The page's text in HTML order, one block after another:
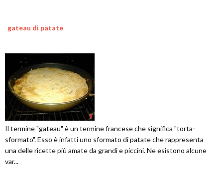
gateau di patate
Il termine "gateau" è un termine francese che significa "torta-
sformato". Esso è infatti uno sformato di patate che rappresenta
una delle ricette più amate da grandi e piccini. Ne esistono alcune
var...